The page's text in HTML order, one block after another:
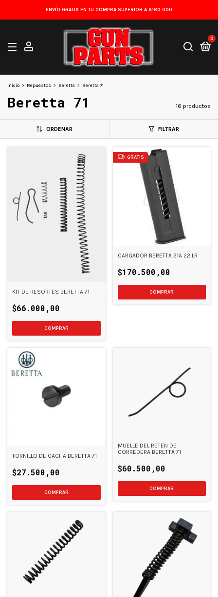
ENVÍO GRATIS EN TU COMPRA SUPERIOR A $160.000
0
Inicio > Repuestos > Beretta > Beretta 71
Beretta 71 16 productos
ORDENAR FILTRAR
KIT DE RESORTES BERETTA 71
$66.000,00
GRATIS
CARGADOR BERETTA 21A 22 LR
$170.500,00
TORNILLO DE CACHA BERETTA 71
$27.500,00
MUELLE DEL RETEN DE
CORREDERA BERETTA 71
$60.500,00